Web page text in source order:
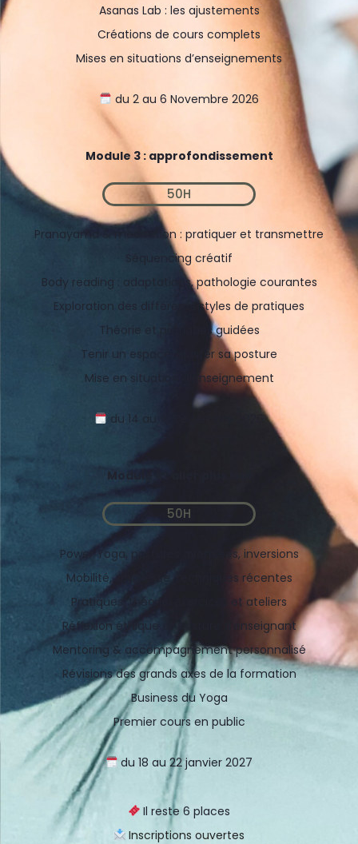
Asanas Lab : les ajustements
Créations de cours complets
Mises en situations d’enseignements
du 2 au 6 Novembre 2026
Module 3 : approfondissement
50H
Pranayama & méditation : pratiquer et transmettre
Séquencing créatif
Body reading : adaptations, pathologie courantes
Exploration des différents styles de pratiques
Théorie et pratiques guidées
Tenir un espace, ajuster sa posture
Mise en situation d’enseignement
du 14 au 18 Décembre 2026
Module 4 : aller plus loin
50H
Power Yoga, postures avancées, inversions
Mobilité, souplesse, techniques récentes
Pratiques, théorie, exercices et ateliers
Réflexion éthique et posture d’enseignant
Mentoring & accompagnement personnalisé
Révisions des grands axes de la formation
Business du Yoga
Premier cours en public
du 18 au 22 janvier 2027
Il reste 6 places
Inscriptions ouvertes